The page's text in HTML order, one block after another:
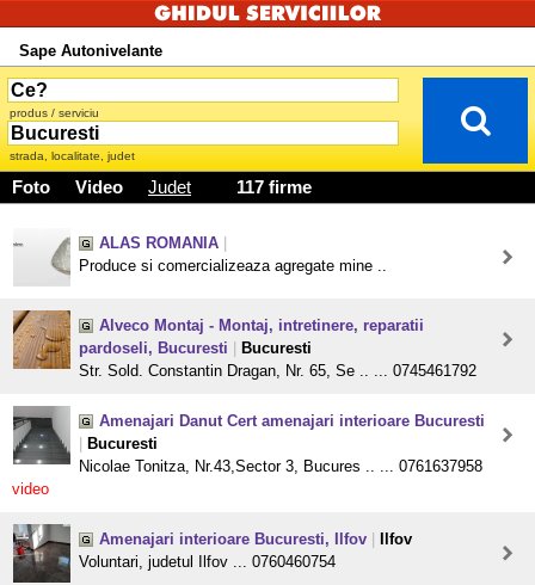
Sape Autonivelante
produs / serviciu
strada, localitate, judet
Foto Video Judet 117 firme
ALAS ROMANIA
Produce si comercializeaza agregate mine ..
Alveco Montaj - Montaj, intretinere, reparatii
pardoseli, Bucuresti
Bucuresti
Str. Sold. Constantin Dragan, Nr. 65, Se .. ... 0745461792
Amenajari Danut Cert amenajari interioare Bucuresti
Bucuresti
Nicolae Tonitza, Nr.43,Sector 3, Bucures .. ... 0761637958
video
Amenajari interioare Bucuresti, Ilfov
Ilfov
Voluntari, judetul Ilfov ... 0760460754